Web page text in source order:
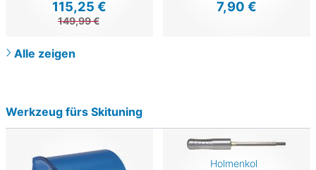
115,25 €
149,99 €
7,90 €
Alle zeigen
Werkzeug fürs Skituning
Holmenkol